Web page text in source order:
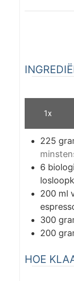
1x
225
6
200 ml
300
200
HOE